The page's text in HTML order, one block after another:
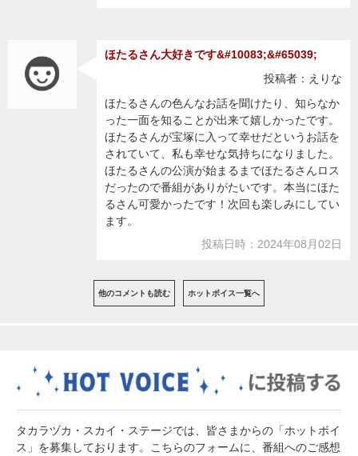
ほたるさん大好きです&#10083;&#65039;
投稿者：えりな
ほたるさんの色んなお話を聞けたり、知らなか
った一面を知ることが出来て嬉しかったです。
ほたるさんが宝塚に入って幸せだというお話を
されていて、私も幸せな気持ちになりました。
ほたるさんの公演が始まるまでほたるさんロス
だったので番組がありがたいです。本当にほた
るさん可愛かったです！次回も楽しみにしてい
ます。
投稿日時：2024年08月02日
他のコメントも読む ホットボイス一覧へ
タカラヅカ・スカイ・ステージでは、皆さまからの「ホットボイ
ス」を募集しております。こちらのフォームに、番組へのご感想